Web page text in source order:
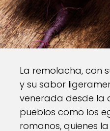
La remolacha, con
y su sabor
venerada desde la
pueblos como los
romanos, quienes